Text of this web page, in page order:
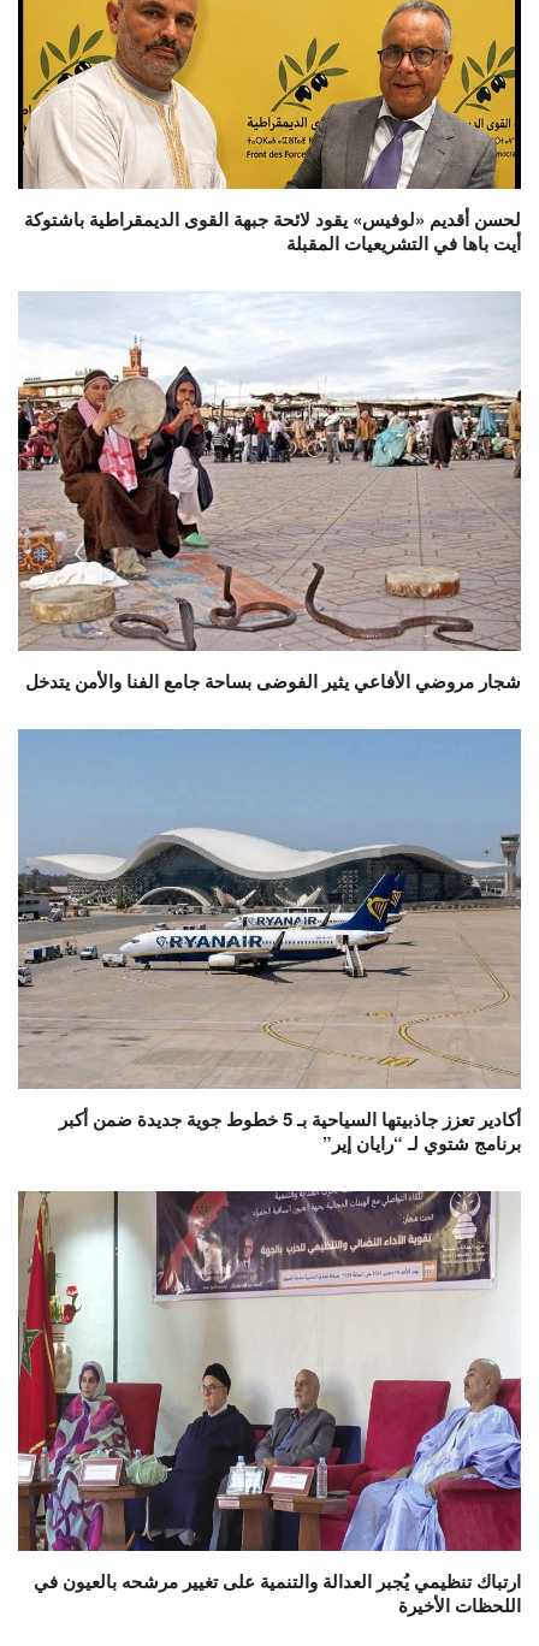
لحسن أقديم «لوفيس» يقود لائحة جبهة القوى الديمقراطية باشتوكة
أيت باها في التشريعيات المقبلة
شجار مروضي الأفاعي يثير الفوضى بساحة جامع الفنا والأمن يتدخل
أكادير تعزز جاذبيتها السياحية بـ 5 خطوط جوية جديدة ضمن أكبر
برنامج شتوي لـ “رايان إير”
ارتباك تنظيمي يُجبر العدالة والتنمية على تغيير مرشحه بالعيون في
اللحظات الأخيرة